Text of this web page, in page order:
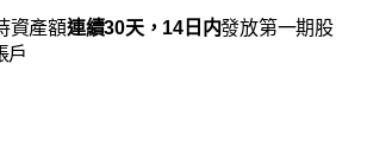
資產額連續30天，14日内發放第一期股
戶